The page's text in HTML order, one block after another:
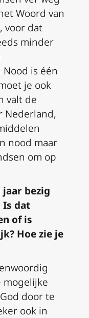
Woord van
, voor dat
minder
is één
je ook
valt de
Nederland,
nood maar
om op
jaar bezig
Is dat
of is
? Hoezie je
mogelijke
door te
ook in